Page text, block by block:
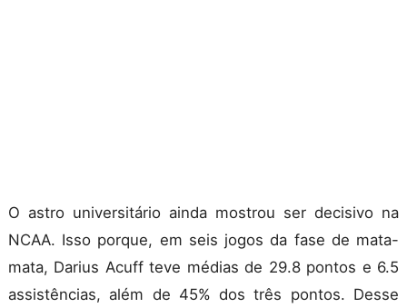
O astro universitário ainda mostrou ser decisivo na
NCAA. Isso porque, em seis jogos da fase de mata-
mata, Darius Acuff teve médias de 29.8 pontos e 6.5
assistências, além de 45% dos três pontos. Desse